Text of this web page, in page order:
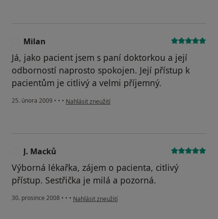
Milan
Já, jako pacient jsem s paní doktorkou a její
odborností naprosto spokojen. Její přístup k
pacientům je citlivý a velmi příjemný.
25. února 2009 • • • podle názoru uživatele Milan
Nahlásit zneužití
J. Macků
Výborná lékařka, zájem o pacienta, citlivý
přístup. Sestřička je milá a pozorná.
30. prosince 2008 • • • podle názoru uživatele J. Macků
Nahlásit zneužití